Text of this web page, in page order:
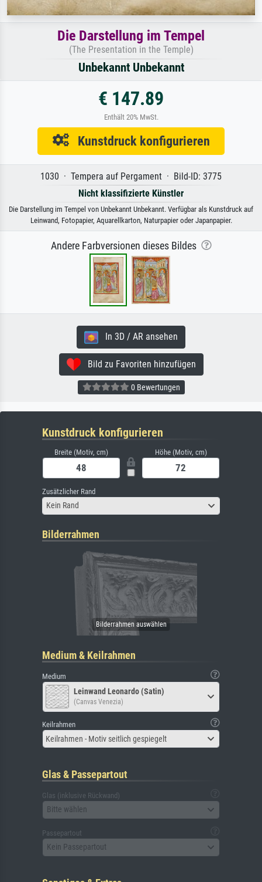
Die Darstellung im Tempel
(The Presentation in the Temple)
Unbekannt Unbekannt
€ 147.89
Enthält 20% MwSt.
Kunstdruck konfigurieren
1030 · Tempera auf Pergament · Bild-ID: 3775
Nicht klassifizierte Künstler
Die Darstellung im Tempel von Unbekannt Unbekannt. Verfügbar als Kunstdruck auf
Leinwand, Fotopapier, Aquarellkarton, Naturpapier oder Japanpapier.
Andere Farbversionen dieses Bildes
In 3D / AR ansehen
Bild zu Favoriten hinzufügen
0 Bewertungen
Kunstdruck konfigurieren
Breite (Motiv, cm) Höhe (Motiv, cm)
Zusätzlicher Rand
Kein Rand
Bilderrahmen
Medium & Keilrahmen
Medium
Leinwand Leonardo (Satin)
(Canvas Venezia)
Keilrahmen
Keilrahmen - Motiv seitlich gespiegelt
Glas & Passepartout
Glas (inklusive Rückwand)
Bitte wählen
Passepartout
Kein Passepartout